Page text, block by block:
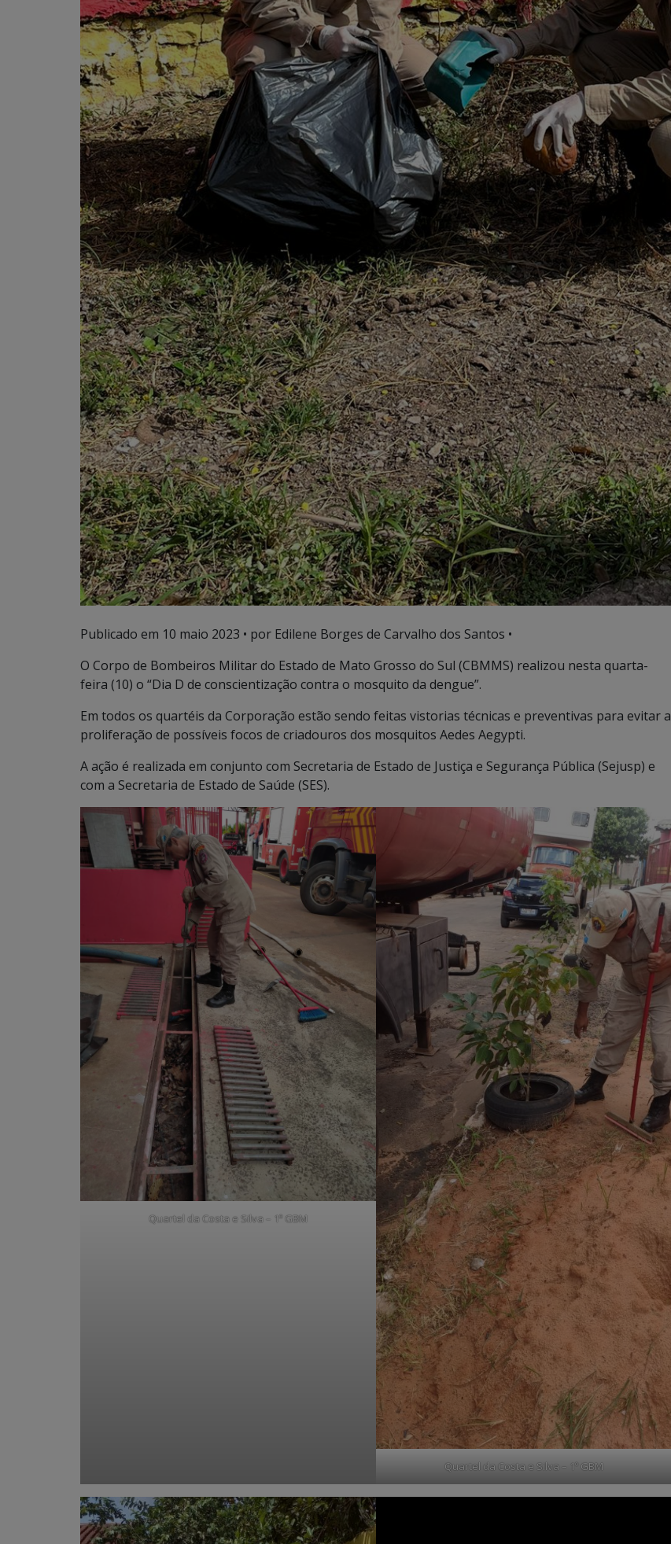
Publicado em 10 maio 2023 • por Edilene Borges de Carvalho dos Santos •
O Corpo de Bombeiros Militar do Estado de Mato Grosso do Sul (CBMMS) realizou nesta quarta-
feira (10) o “Dia D de conscientização contra o mosquito da dengue”.
Em todos os quartéis da Corporação estão sendo feitas vistorias técnicas e preventivas para evitar a
proliferação de possíveis focos de criadouros dos mosquitos Aedes Aegypti.
A ação é realizada em conjunto com Secretaria de Estado de Justiça e Segurança Pública (Sejusp) e
com a Secretaria de Estado de Saúde (SES).
Quartel da Costa e Silva – 1º GBM
Quartel da Costa e Silva – 1º GBM